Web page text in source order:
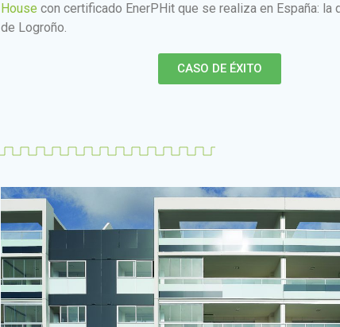
House con certificado EnerPHit que se realiza en España: la
de Logroño.
CASO DE ÉXITO